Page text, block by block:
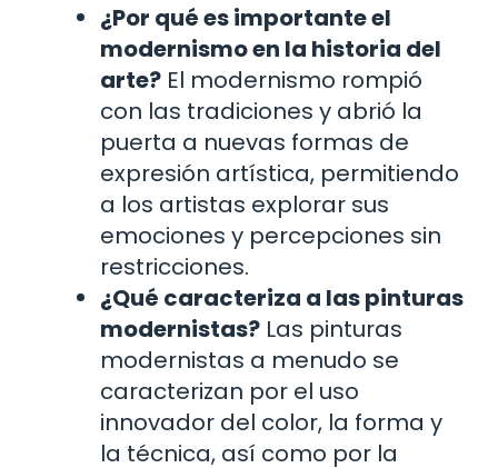
¿Por qué es importante el
modernismo en la historia del
arte? El modernismo rompió
con las tradiciones y abrió la
puerta a nuevas formas de
expresión artística, permitiendo
a los artistas explorar sus
emociones y percepciones sin
restricciones.
¿Qué caracteriza a las pinturas
modernistas? Las pinturas
modernistas a menudo se
caracterizan por el uso
innovador del color, la forma y
la técnica, así como por la